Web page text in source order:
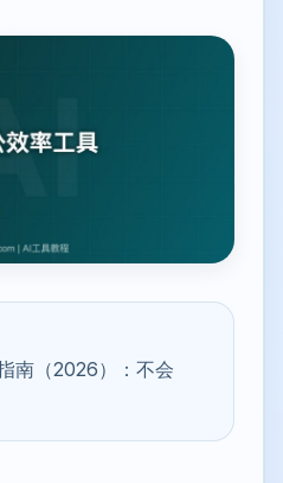
南（2026）：不会